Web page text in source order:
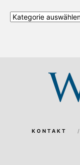
Alle
KONTAKT